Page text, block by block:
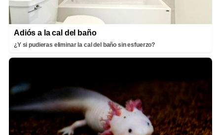
Adiós a la cal del baño
¿Y si pudieras eliminar la cal del baño sin esfuerzo?